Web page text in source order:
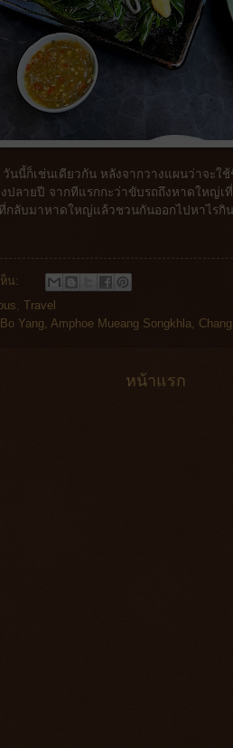
นนี้ก็เช่นเดียวกัน หลังจากวางแผนว่าจะใ
ปลายปี จากทีแรกกะว่าขับรถถึงหาดใหญ่
กลับมาหาดใหญ่แล้วชวนกันออกไปหาไรกิน
น:
Travel
Yang, Amphoe Mueang Songkhla,
หน้าแรก